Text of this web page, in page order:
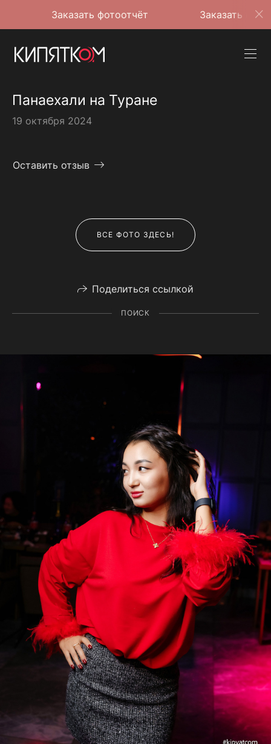
Заказать фотоотчёт Заказать фотоотчёт
Панаехали на Туране
19 октября 2024
Оставить отзыв
ВСЕ ФОТО ЗДЕСЬ!
Поделиться ссылкой
ПОИСК